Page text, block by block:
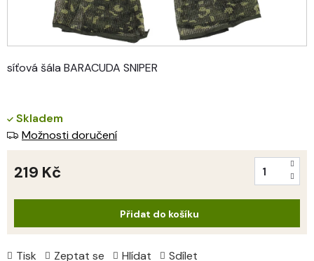
síťová šála BARACUDA SNIPER
Tisk Zeptat se Hlídat Sdílet
Skladem
Možnosti doručení
219 Kč
Přidat do košíku